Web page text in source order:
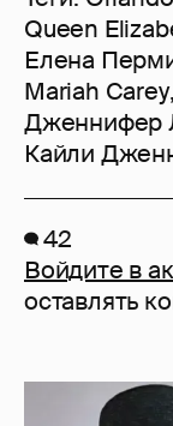
Queen
Елена
Mariah Carey,
Дженнифер
Кайли
42
Войдите в
оставлять